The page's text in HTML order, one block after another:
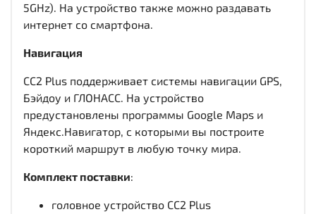
5GHz). На устройство также можно раздавать
интернет со смартфона.
Навигация
CC2 Plus поддерживает системы навигации GPS,
Бэйдоу и ГЛОНАСС. На устройство
предустановлены программы Google Maps и
Яндекс.Навигатор, с которыми вы построите
короткий маршрут в любую точку мира.
Комплект поставки:
головное устройство CC2 Plus